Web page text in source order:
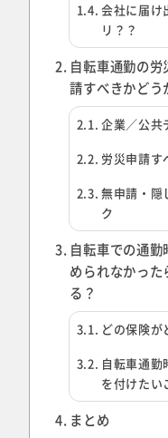
会社に届け
リ？？
自転車通勤の
請すべきかどう
企業／公共
労災申請す
無申請・隠
ク
自転車での通
められなかっ
る？
どの保険が
自転車通勤
を付けたい
まとめ